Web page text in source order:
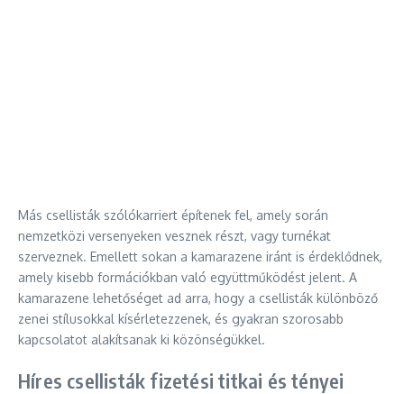
Más csellisták szólókarriert építenek fel, amely során
nemzetközi versenyeken vesznek részt, vagy turnékat
szerveznek. Emellett sokan a kamarazene iránt is érdeklődnek,
amely kisebb formációkban való együttműködést jelent. A
kamarazene lehetőséget ad arra, hogy a csellisták különböző
zenei stílusokkal kísérletezzenek, és gyakran szorosabb
kapcsolatot alakítsanak ki közönségükkel.
Híres csellisták fizetési titkai és tényei